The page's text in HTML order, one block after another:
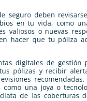
seguro deben
en tu vida, como
valiosos o nuevas
hacer que tu póliza
digitales de gestión
pólizas y recibir
como una joya o
de las coberturas